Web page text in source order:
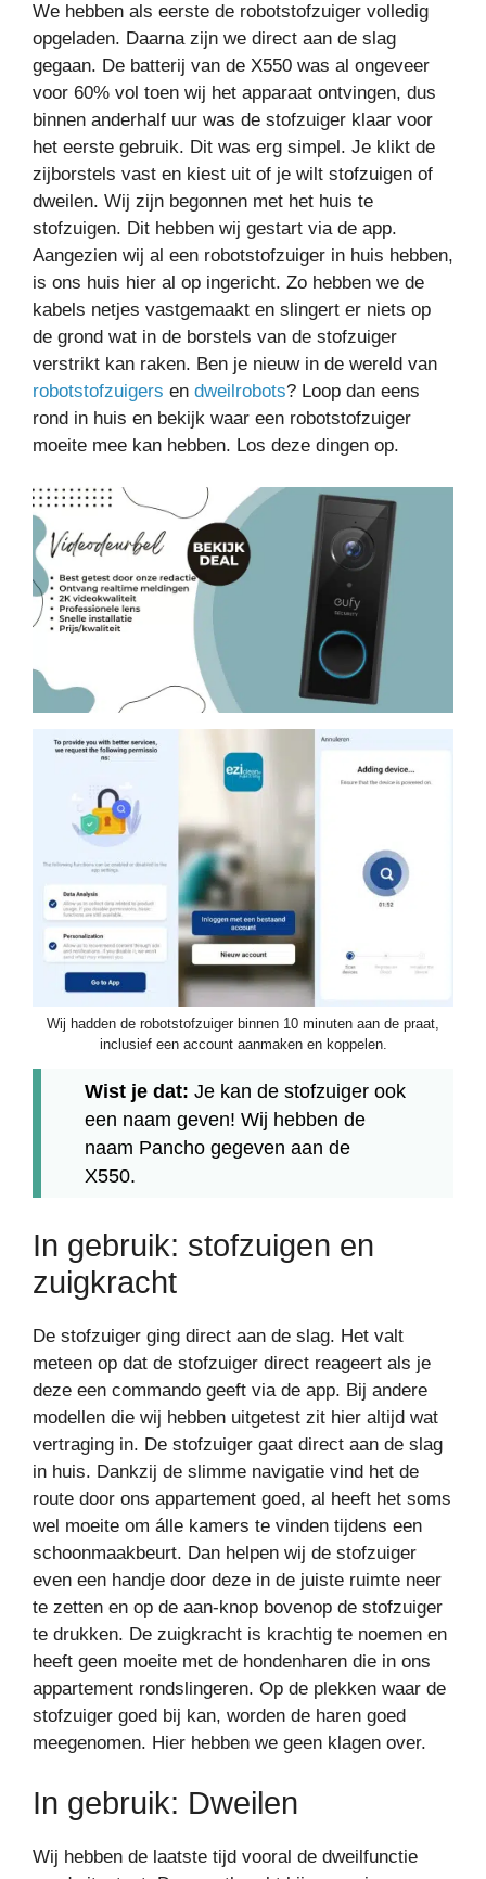
We hebben als eerste de robotstofzuiger volledig
opgeladen. Daarna zijn we direct aan de slag
gegaan. De batterij van de X550 was al ongeveer
voor 60% vol toen wij het apparaat ontvingen, dus
binnen anderhalf uur was de stofzuiger klaar voor
het eerste gebruik. Dit was erg simpel. Je klikt de
zijborstels vast en kiest uit of je wilt stofzuigen of
dweilen. Wij zijn begonnen met het huis te
stofzuigen. Dit hebben wij gestart via de app.
Aangezien wij al een robotstofzuiger in huis hebben,
is ons huis hier al op ingericht. Zo hebben we de
kabels netjes vastgemaakt en slingert er niets op
de grond wat in de borstels van de stofzuiger
verstrikt kan raken. Ben je nieuw in de wereld van
robotstofzuigers en dweilrobots? Loop dan eens
rond in huis en bekijk waar een robotstofzuiger
moeite mee kan hebben. Los deze dingen op.
Wij hadden de robotstofzuiger binnen 10 minuten aan de praat,
inclusief een account aanmaken en koppelen.
Wist je dat: Je kan de stofzuiger ook
een naam geven! Wij hebben de
naam Pancho gegeven aan de
X550.
In gebruik: stofzuigen en
zuigkracht
De stofzuiger ging direct aan de slag. Het valt
meteen op dat de stofzuiger direct reageert als je
deze een commando geeft via de app. Bij andere
modellen die wij hebben uitgetest zit hier altijd wat
vertraging in. De stofzuiger gaat direct aan de slag
in huis. Dankzij de slimme navigatie vind het de
route door ons appartement goed, al heeft het soms
wel moeite om álle kamers te vinden tijdens een
schoonmaakbeurt. Dan helpen wij de stofzuiger
even een handje door deze in de juiste ruimte neer
te zetten en op de aan-knop bovenop de stofzuiger
te drukken. De zuigkracht is krachtig te noemen en
heeft geen moeite met de hondenharen die in ons
appartement rondslingeren. Op de plekken waar de
stofzuiger goed bij kan, worden de haren goed
meegenomen. Hier hebben we geen klagen over.
In gebruik: Dweilen
Wij hebben de laatste tijd vooral de dweilfunctie